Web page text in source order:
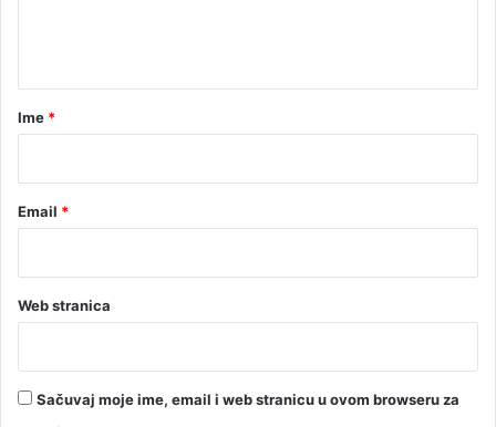
r
Ime *
Email *
Web stranica
Sačuvaj moje ime, email i web stranicu u ovom browseru za